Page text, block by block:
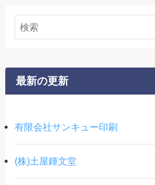
最新の更新
有限会社サンキュー印刷
(株)土屋鍾文堂